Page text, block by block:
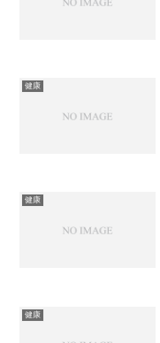
健康
健康
健康